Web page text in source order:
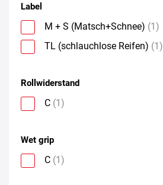
Label
M + S (Matsch+Schnee) (1)
TL (schlauchlose Reifen) (1)
Rollwiderstand
C (1)
Wet grip
C (1)